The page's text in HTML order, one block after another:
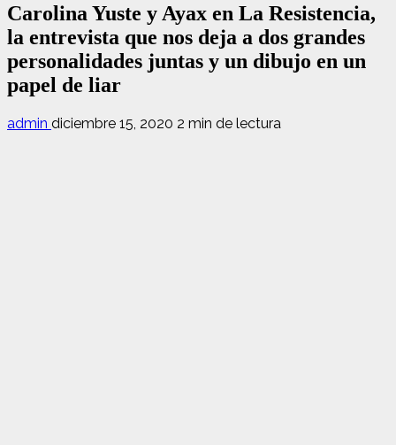
Carolina Yuste y Ayax en La Resistencia,
la entrevista que nos deja a dos grandes
personalidades juntas y un dibujo en un
papel de liar
admin diciembre 15, 2020 2 min de lectura